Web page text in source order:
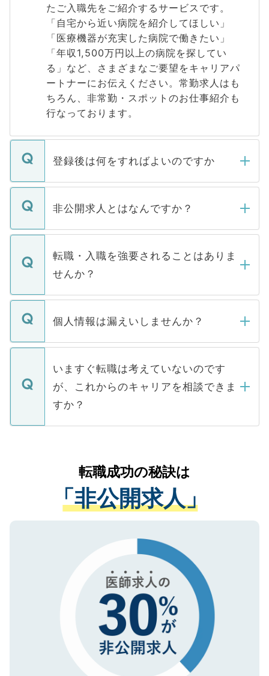
たご入職先をご紹介するサービスです。
「自宅から近い病院を紹介してほしい」
「医療機器が充実した病院で働きたい」
「年収1,500万円以上の病院を探してい
る」など、さまざまなご要望をキャリアパ
ートナーにお伝えください。常勤求人はも
ちろん、非常勤・スポットのお仕事紹介も
行なっております。
登録後は何をすればよいのですか
ご登録いただきましたら、弊社担当者がご
登録内容を確認し、その後メールもしくは
ます。通常、5営業日以内にはご連絡をせて
いただきますので、しばらくお待ちくださ
非公開求人とはなんですか？
マイナビDOCTORで取り扱っている求人の
うち約3割は、Webサイトからご覧いただ
けない「非公開求人」です。非公開求人は
下記の理由によって、一般には公開してい
ません。
■応募殺到を避けるため 人気のある医療機
関を公にしてしまうと、応募が殺到する場
に、医療機関が求める条件に合った人材の
みを人材紹介会社に依頼するケースが増え
ています。
転職・入職を強要されることはありま
せんか？
転職・入職を強要することは一切ありませ
ん。また、仮に応募先から内定をいただい
定を承諾する必要はありません。内定先へ
の辞退の連絡はキャリアパートナーが行い
個人情報は漏えいしませんか？
個人情報が漏えいすることはありませんの
で、ご安心ください。当サイトからの登録
などで収集したご登録者様の個人情報は、
ご本人のキャリアアップおよび転職活動の
支援を目的に使用いたします。お預かりし
ているすべての個人データはご本人の許可
は、個人情報の取り扱いについての厳密な
管理基準を満たした事業者のみに付与され
る、プライバシーマークを取得済みです。
で、機密保持に関してもご安心ください。
いますぐ転職は考えていないのです
が、これからのキャリアを相談できま
すか？
かがいして、現在の医療機関の状況や紹介
経験をまじえながら、適切なアドバイスを
させていただきます。すぐにご転職をされ
ない方には、長期的なサポートが可能です
ので、まずはご登録ください。
転職成功の秘訣は
「非公開求人」